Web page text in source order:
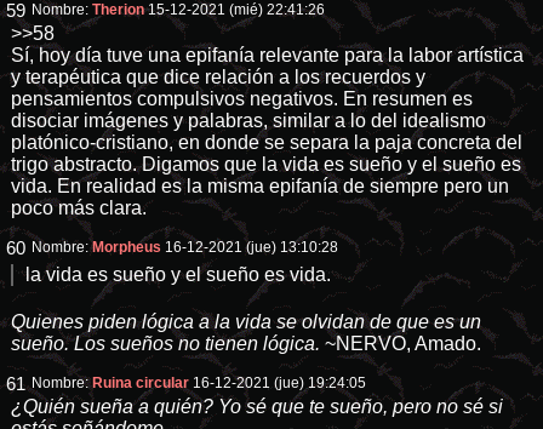
59 Nombre:Therion 15-12-2021 (mié) 22:41:26
>>58
Sí, hoy día tuve una epifanía relevante para la labor artística
y terapéutica que dice relación a los recuerdos y
pensamientos compulsivos negativos. En resumen es
disociar imágenes y palabras, similar a lo del idealismo
platónico-cristiano, en donde se separa la paja concreta del
trigo abstracto. Digamos que la vida es sueño y el sueño es
vida. En realidad es la misma epifanía de siempre pero un
poco más clara.
60 Nombre: Morpheus 16-12-2021 (jue) 13:10:28
la vida es sueño y el sueño es vida.
Quienes piden lógica a la vida se olvidan de que es un
sueño. Los sueños no tienen lógica. ~NERVO, Amado.
61 Nombre: Ruina circular 16-12-2021 (jue) 19:24:05
¿Quién sueña a quién? Yo sé que te sueño, pero no sé si